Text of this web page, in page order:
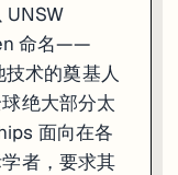
UNSW
命名——
术的奠基人
绝大部分太
面向在各
者，要求其